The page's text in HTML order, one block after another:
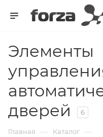
Элементы
дверей
6
Главная — Каталог —